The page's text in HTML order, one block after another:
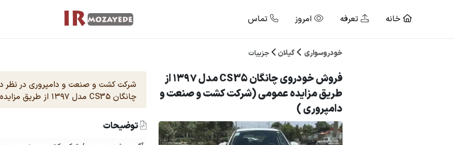
خانه تعرفه امروز تماس
خودروسواری گیلان جزییات
فروش خودروی چانگان CS35 مدل ۱۳۹۷ از
طریق مزایده عمومی (شرکت کشت و صنعت و
دامپروری )
شرکت کشت و صنعت و دامپروری در نظر
چانگان CS35 مدل ۱۳۹۷ از طریق مزایده عمومی اقدام نماید .
توضیحات